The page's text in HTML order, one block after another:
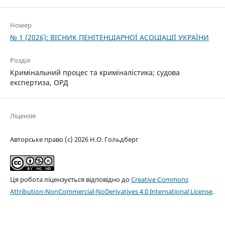
Номер
№ 1 (2026): ВІСНИК ПЕНІТЕНЦІАРНОЇ АСОЦІАЦІЇ УКРАЇНИ
Розділ
Кримінальний процес та криміналістика; судова
експертиза, ОРД
Ліцензія
Авторське право (c) 2026 Н.О. Гольдберг
Ця робота ліцензується відповідно доCreative Commons
Attribution-NonCommercial-NoDerivatives 4.0 International License.